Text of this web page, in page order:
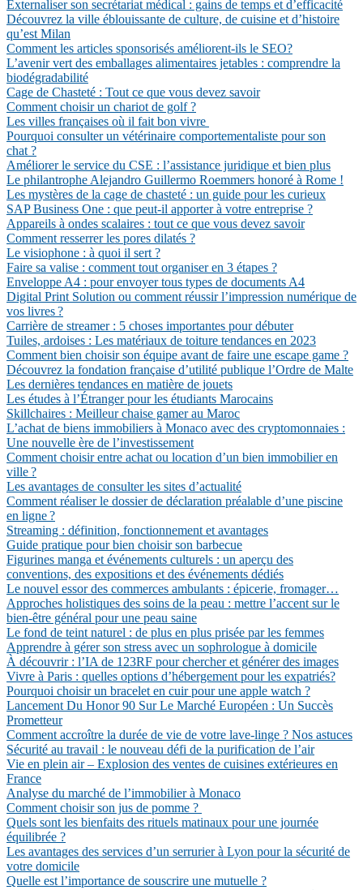
Externaliser son secrétariat médical : gains de temps et d’efficacité
Découvrez la ville éblouissante de culture, de cuisine et d’histoire
qu’est Milan
Comment les articles sponsorisés améliorent-ils le SEO?
L’avenir vert des emballages alimentaires jetables : comprendre la
biodégradabilité
Cage de Chasteté : Tout ce que vous devez savoir
Comment choisir un chariot de golf ?
Les villes françaises où il fait bon vivre
Pourquoi consulter un vétérinaire comportementaliste pour son
chat ?
Améliorer le service du CSE : l’assistance juridique et bien plus
Le philantrophe Alejandro Guillermo Roemmers honoré à Rome !
Les mystères de la cage de chasteté : un guide pour les curieux
SAP Business One : que peut-il apporter à votre entreprise ?
Appareils à ondes scalaires : tout ce que vous devez savoir
Comment resserrer les pores dilatés ?
Le visiophone : à quoi il sert ?
Faire sa valise : comment tout organiser en 3 étapes ?
Enveloppe A4 : pour envoyer tous types de documents A4
Digital Print Solution ou comment réussir l’impression numérique de
vos livres ?
Carrière de streamer : 5 choses importantes pour débuter
Tuiles, ardoises : Les matériaux de toiture tendances en 2023
Comment bien choisir son équipe avant de faire une escape game ?
Découvrez la fondation française d’utilité publique l’Ordre de Malte
Les dernières tendances en matière de jouets
Les études à l’Étranger pour les étudiants Marocains
Skillchaires : Meilleur chaise gamer au Maroc
L’achat de biens immobiliers à Monaco avec des cryptomonnaies :
Une nouvelle ère de l’investissement
Comment choisir entre achat ou location d’un bien immobilier en
ville ?
Les avantages de consulter les sites d’actualité
Comment réaliser le dossier de déclaration préalable d’une piscine
en ligne ?
Streaming : définition, fonctionnement et avantages
Guide pratique pour bien choisir son barbecue
Figurines manga et événements culturels : un aperçu des
conventions, des expositions et des événements dédiés
Le nouvel essor des commerces ambulants : épicerie, fromager…
Approches holistiques des soins de la peau : mettre l’accent sur le
bien-être général pour une peau saine
Le fond de teint naturel : de plus en plus prisée par les femmes
Apprendre à gérer son stress avec un sophrologue à domicile
À découvrir : l’IA de 123RF pour chercher et générer des images
Vivre à Paris : quelles options d’hébergement pour les expatriés?
Pourquoi choisir un bracelet en cuir pour une apple watch ?
Lancement Du Honor 90 Sur Le Marché Européen : Un Succès
Prometteur
Comment accroître la durée de vie de votre lave-linge ? Nos astuces
Sécurité au travail : le nouveau défi de la purification de l’air
Vie en plein air – Explosion des ventes de cuisines extérieures en
France
Analyse du marché de l’immobilier à Monaco
Comment choisir son jus de pomme ?
Quels sont les bienfaits des rituels matinaux pour une journée
équilibrée ?
Les avantages des services d’un serrurier à Lyon pour la sécurité de
votre domicile
Quelle est l’importance de souscrire une mutuelle ?